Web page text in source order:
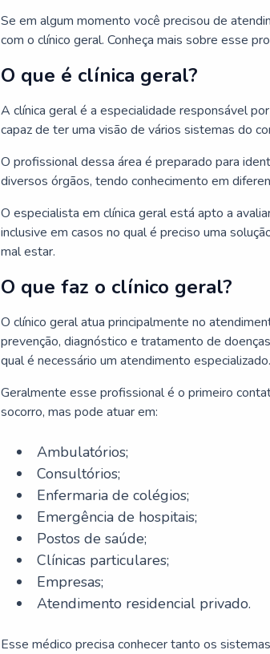
Se em algum momento você precisou de
com o clínico geral. Conheça mais sobre esse
O que é clínica geral?
A clínica geral é a especialidade responsável
capaz de ter uma visão de vários sistemas do
O profissional dessa área é preparado para
diversos órgãos, tendo conhecimento em
O especialista em clínica geral está apto a
inclusive em casos no qual é preciso uma
mal estar.
O que faz o clínico geral?
O clínico geral atua principalmente no
prevenção, diagnóstico e tratamento de
qual é necessário um atendimento especializado.
Geralmente esse profissional é o primeiro
socorro, mas pode atuar em:
Ambulatórios;
Consultórios;
Enfermaria de colégios;
Emergência de hospitais;
Postos de saúde;
Clínicas particulares;
Empresas;
Atendimento residencial privado.
Esse médico precisa conhecer tanto os